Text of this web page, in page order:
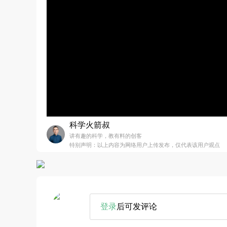
科学火箭叔
讲有趣的科学，教有料的创客
特别声明：以上内容为网络用户上传发布，仅代表该用户观点
登录后可发评论